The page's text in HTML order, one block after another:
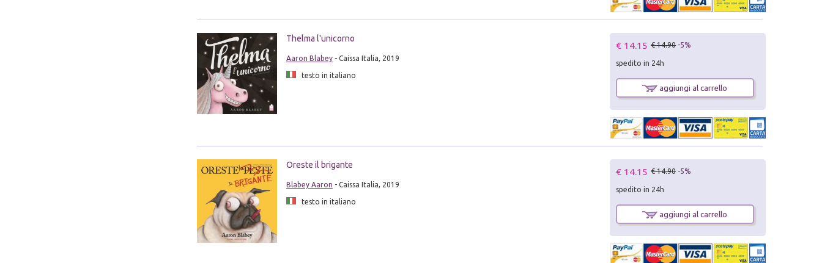
Thelma l'unicorno
Aaron Blabey- Caissa Italia, 2019
testo in italiano
€ 14.15 € 14.90 -5%
spedito in 24h
aggiungi al carrello
Oreste il brigante
Blabey Aaron - Caissa Italia, 2019
testo in italiano
€ 14.15 € 14.90 -5%
spedito in 24h
aggiungi al carrello